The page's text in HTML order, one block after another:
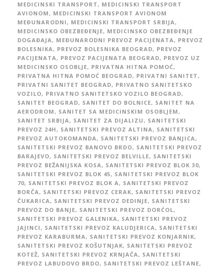
MEDICINSKI TRANSPORT, MEDICINSKI TRANSPORT
AVIONOM, MEDICINSKI TRANSPORT AVIONOM
MEĐUNARODNI, MEDICINSKI TRANSPORT SRBIJA,
MEDICINSKO OBEZBEĐENJE, MEDICINSKO OBEZBEĐENJE
DOGAĐAJA, MEĐUNARODNI PREVOZ PACIJENATA, PREVOZ
BOLESNIKA, PREVOZ BOLESNIKA BEOGRAD, PREVOZ
PACIJENATA, PREVOZ PACIJENATA BEOGRAD, PREVOZ UZ
MEDICINSKO OSOBLJE, PRIVATNA HITNA POMOĆ,
PRIVATNA HITNA POMOĆ BEOGRAD, PRIVATNI SANITET,
PRIVATNI SANITET BEOGRAD, PRIVATNO SANITETSKO
VOZILO, PRIVATNO SANITETSKO VOZILO BEOGRAD,
SANITET BEOGRAD, SANITET DO BOLNICE, SANITET NA
AERODROM, SANITET SA MEDICINSKIM OSOBLJEM,
SANITET SRBIJA, SANITET ZA DIJALIZU, SANITETSKI
PREVOZ 24H, SANITETSKI PREVOZ ALTINA, SANITETSKI
PREVOZ AUTOKOMANDA, SANITETSKI PREVOZ BANJICA,
SANITETSKI PREVOZ BANOVO BRDO, SANITETSKI PREVOZ
BARAJEVO, SANITETSKI PREVOZ BELVILLE, SANITETSKI
PREVOZ BEŽANIJSKA KOSA, SANITETSKI PREVOZ BLOK 30,
SANITETSKI PREVOZ BLOK 45, SANITETSKI PREVOZ BLOK
70, SANITETSKI PREVOZ BLOK A, SANITETSKI PREVOZ
BORČA, SANITETSKI PREVOZ CERAK, SANITETSKI PREVOZ
ČUKARICA, SANITETSKI PREVOZ DEDINJE, SANITETSKI
PREVOZ DO BANJE, SANITETSKI PREVOZ DORĆOL,
SANITETSKI PREVOZ GALENIKA, SANITETSKI PREVOZ
JAJINCI, SANITETSKI PREVOZ KALUDJERICA, SANITETSKI
PREVOZ KARABURMA, SANITETSKI PREVOZ KONJARNIK,
SANITETSKI PREVOZ KOŠUTNJAK, SANITETSKI PREVOZ
KOTEŽ, SANITETSKI PREVOZ KRNJAČA, SANITETSKI
PREVOZ LABUDOVO BRDO, SANITETSKI PREVOZ LEŠTANE,